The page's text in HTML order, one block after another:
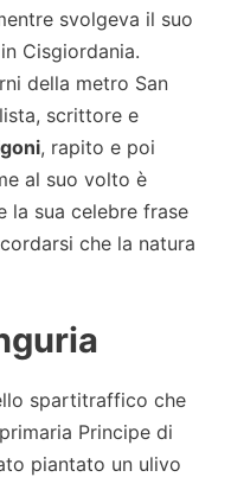
svolgeva il suo
Cisgiordania.
della metro San
scrittore e
, rapito e poi
al suo volto è
la sua celebre frase
che la natura
spartitraffico che
Principe di
piantato un ulivo